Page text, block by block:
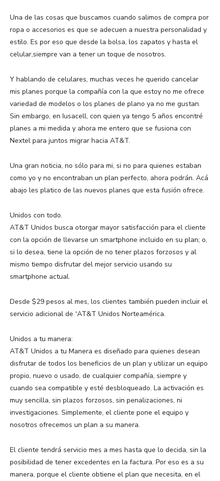
Una de las cosas que buscamos cuando salimos de compra por
ropa o accesorios es que se adecuen a nuestra personalidad y
estilo. Es por eso que desde la bolsa, los zapatos y hasta el
celular,siempre van a tener un toque de nosotros.
Y hablando de celulares, muchas veces he querido cancelar
mis planes porque la compañía con la que estoy no me ofrece
variedad de modelos o los planes de plano ya no me gustan.
Sin embargo, en Iusacell, con quien ya tengo 5 años encontré
planes a mi medida y ahora me entero que se fusiona con
Nextel para juntos migrar hacia AT&T.
Una gran noticia, no sólo para mi, si no para quienes estaban
como yo y no encontraban un plan perfecto, ahora podrán. Acá
abajo les platico de las nuevos planes que esta fusión ofrece.
Unidos con todo.
AT&T Unidos busca otorgar mayor satisfacción para el cliente
con la opción de llevarse un smartphone incluido en su plan; o,
si lo desea, tiene la opción de no tener plazos forzosos y al
mismo tiempo disfrutar del mejor servicio usando su
smartphone actual.
Desde $29 pesos al mes, los clientes también pueden incluir el
servicio adicional de “AT&T Unidos Norteamérica.
Unidos a tu manera:
AT&T Unidos a tu Manera es diseñado para quienes desean
disfrutar de todos los beneficios de un plan y utilizar un equipo
propio, nuevo o usado, de cualquier compañía, siempre y
cuando sea compatible y esté desbloqueado. La activación es
muy sencilla, sin plazos forzosos, sin penalizaciones, ni
investigaciones. Simplemente, el cliente pone el equipo y
nosotros ofrecemos un plan a su manera.
El cliente tendrá servicio mes a mes hasta que lo decida, sin la
posibilidad de tener excedentes en la factura. Por eso es a su
manera, porque el cliente obtiene el plan que necesita, en el